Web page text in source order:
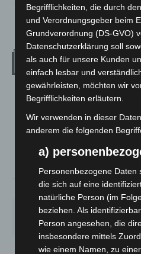
LANGENHAGEN
Klarer Himmel
24.3
38%
SA.
27°
SO.
34°
MO.
26
Begrifflichkeiten, die durch
und Verordnungsgeber beim
Grundverordnung (DS-GVO)
Datenschutzerklärung soll
als auch für unsere Kunden
einfach lesbar und
gewährleisten, möchten wir
Begrifflichkeiten erläutern.
Wir verwenden in dieser
anderem die folgenden
a)
Personenbezogene Daten
die sich auf eine
natürliche Person (im
beziehen. Als
Person angesehen, die
insbesondere mittels
wie einem Namen, zu